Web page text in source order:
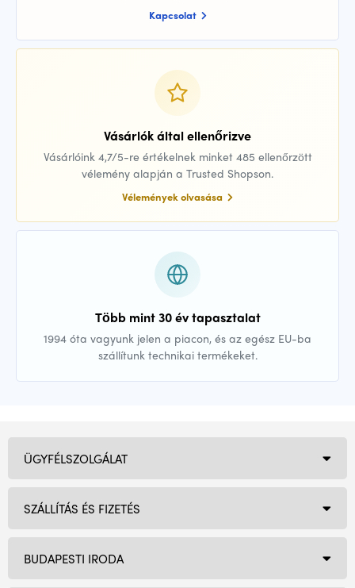
Kapcsolat
Vásárlók által ellenőrizve
Vásárlóink 4,7/5-re értékelnek minket 485 ellenőrzött
vélemény alapján a Trusted Shopson.
Vélemények olvasása
Több mint 30 év tapasztalat
1994 óta vagyunk jelen a piacon, és az egész EU-ba
szállítunk technikai termékeket.
BUDAPESTI IRODA
ÜGYFÉLSZOLGÁLAT
SZÁLLÍTÁS ÉS FIZETÉS